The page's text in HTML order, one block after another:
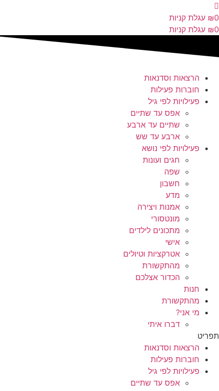
דלג
לתוכן
₪0
עגלת קניות
₪0 עגלת קניות
הרצאות וסדנאות
חוברות פעילות
פעילויות לפי גיל
אפס עד שתיים
שתיים עד ארבע
ארבע עד שש
פעילויות לפי נושא
חגים ועונות
שפה
חשבון
מדע
אמנות ויצירה
מונטסורי
מתכונים לילדים
אישי
אטרקציות וטיולים
מהתקשורת
הכדור אצלכם
חנות
מהתקשורת
מי אני?
דברו איתי
תפריט
הרצאות וסדנאות
חוברות פעילות
פעילויות לפי גיל
אפס עד שתיים